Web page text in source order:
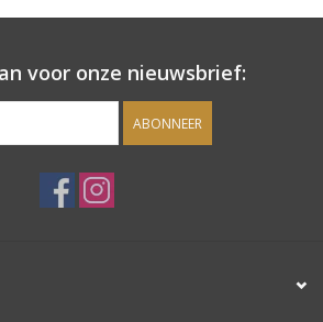
voor onze nieuwsbrief:
ABONNEER